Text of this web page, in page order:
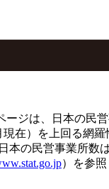
ジは、日本の民
現在）を上回る網
本の民営事業所数
）を参照